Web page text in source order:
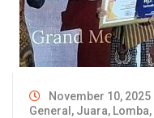
November 10, 2025
General , Juara, Lomba,